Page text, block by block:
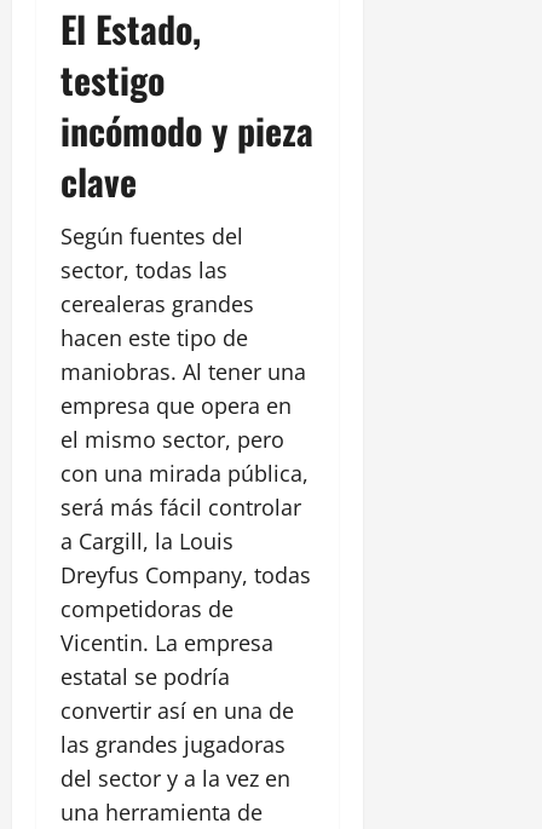
El Estado,
testigo
incómodo y pieza
clave
Según fuentes del
sector, todas las
cerealeras grandes
hacen este tipo de
maniobras. Al tener una
empresa que opera en
el mismo sector, pero
con una mirada pública,
será más fácil controlar
a Cargill, la Louis
Dreyfus Company, todas
competidoras de
Vicentin. La empresa
estatal se podría
convertir así en una de
las grandes jugadoras
del sector y a la vez en
una herramienta de